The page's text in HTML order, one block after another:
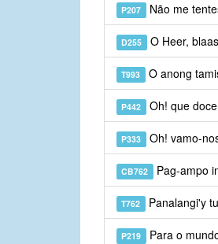
P207 Não me
D255 O Heer,
T993 O anong
P442 Oh! que
P333 Oh! vamo-
CB762 Pag-ampo
T762 Panalangi'y
P219 Para o